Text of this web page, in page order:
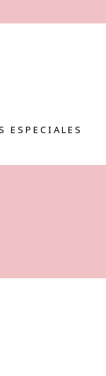
ESPECIALES